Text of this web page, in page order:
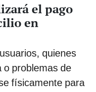
el pago
en
quienes
o problemas de
físicamente para